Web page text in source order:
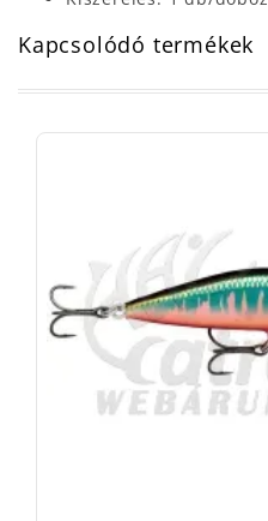
Kapcsolódó termékek